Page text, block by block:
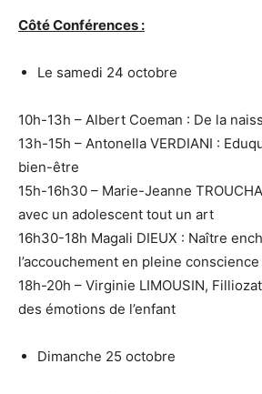
Côté Conférences :
Le samedi 24 octobre
10h-13h – Albert Coeman : De la
13h-15h – Antonella VERDIANI :
bien-être
15h-16h30 – Marie-Jeanne
avec un adolescent tout un art
16h30-18h Magali DIEUX : Naître
l’accouchement en pleine conscience
18h-20h – Virginie LIMOUSIN,
des émotions de l’enfant
Dimanche 25 octobre